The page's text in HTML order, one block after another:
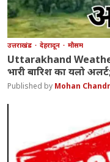
उत्तराखंड देहरादून मौसम
Uttarakhand
भारी बारिश का यलो
Mohan